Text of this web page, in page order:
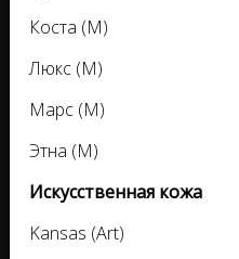
Коста (M)
Люкс (M)
Марс (M)
Этна (М)
Искусственная кожа
Kansas (Аrt)